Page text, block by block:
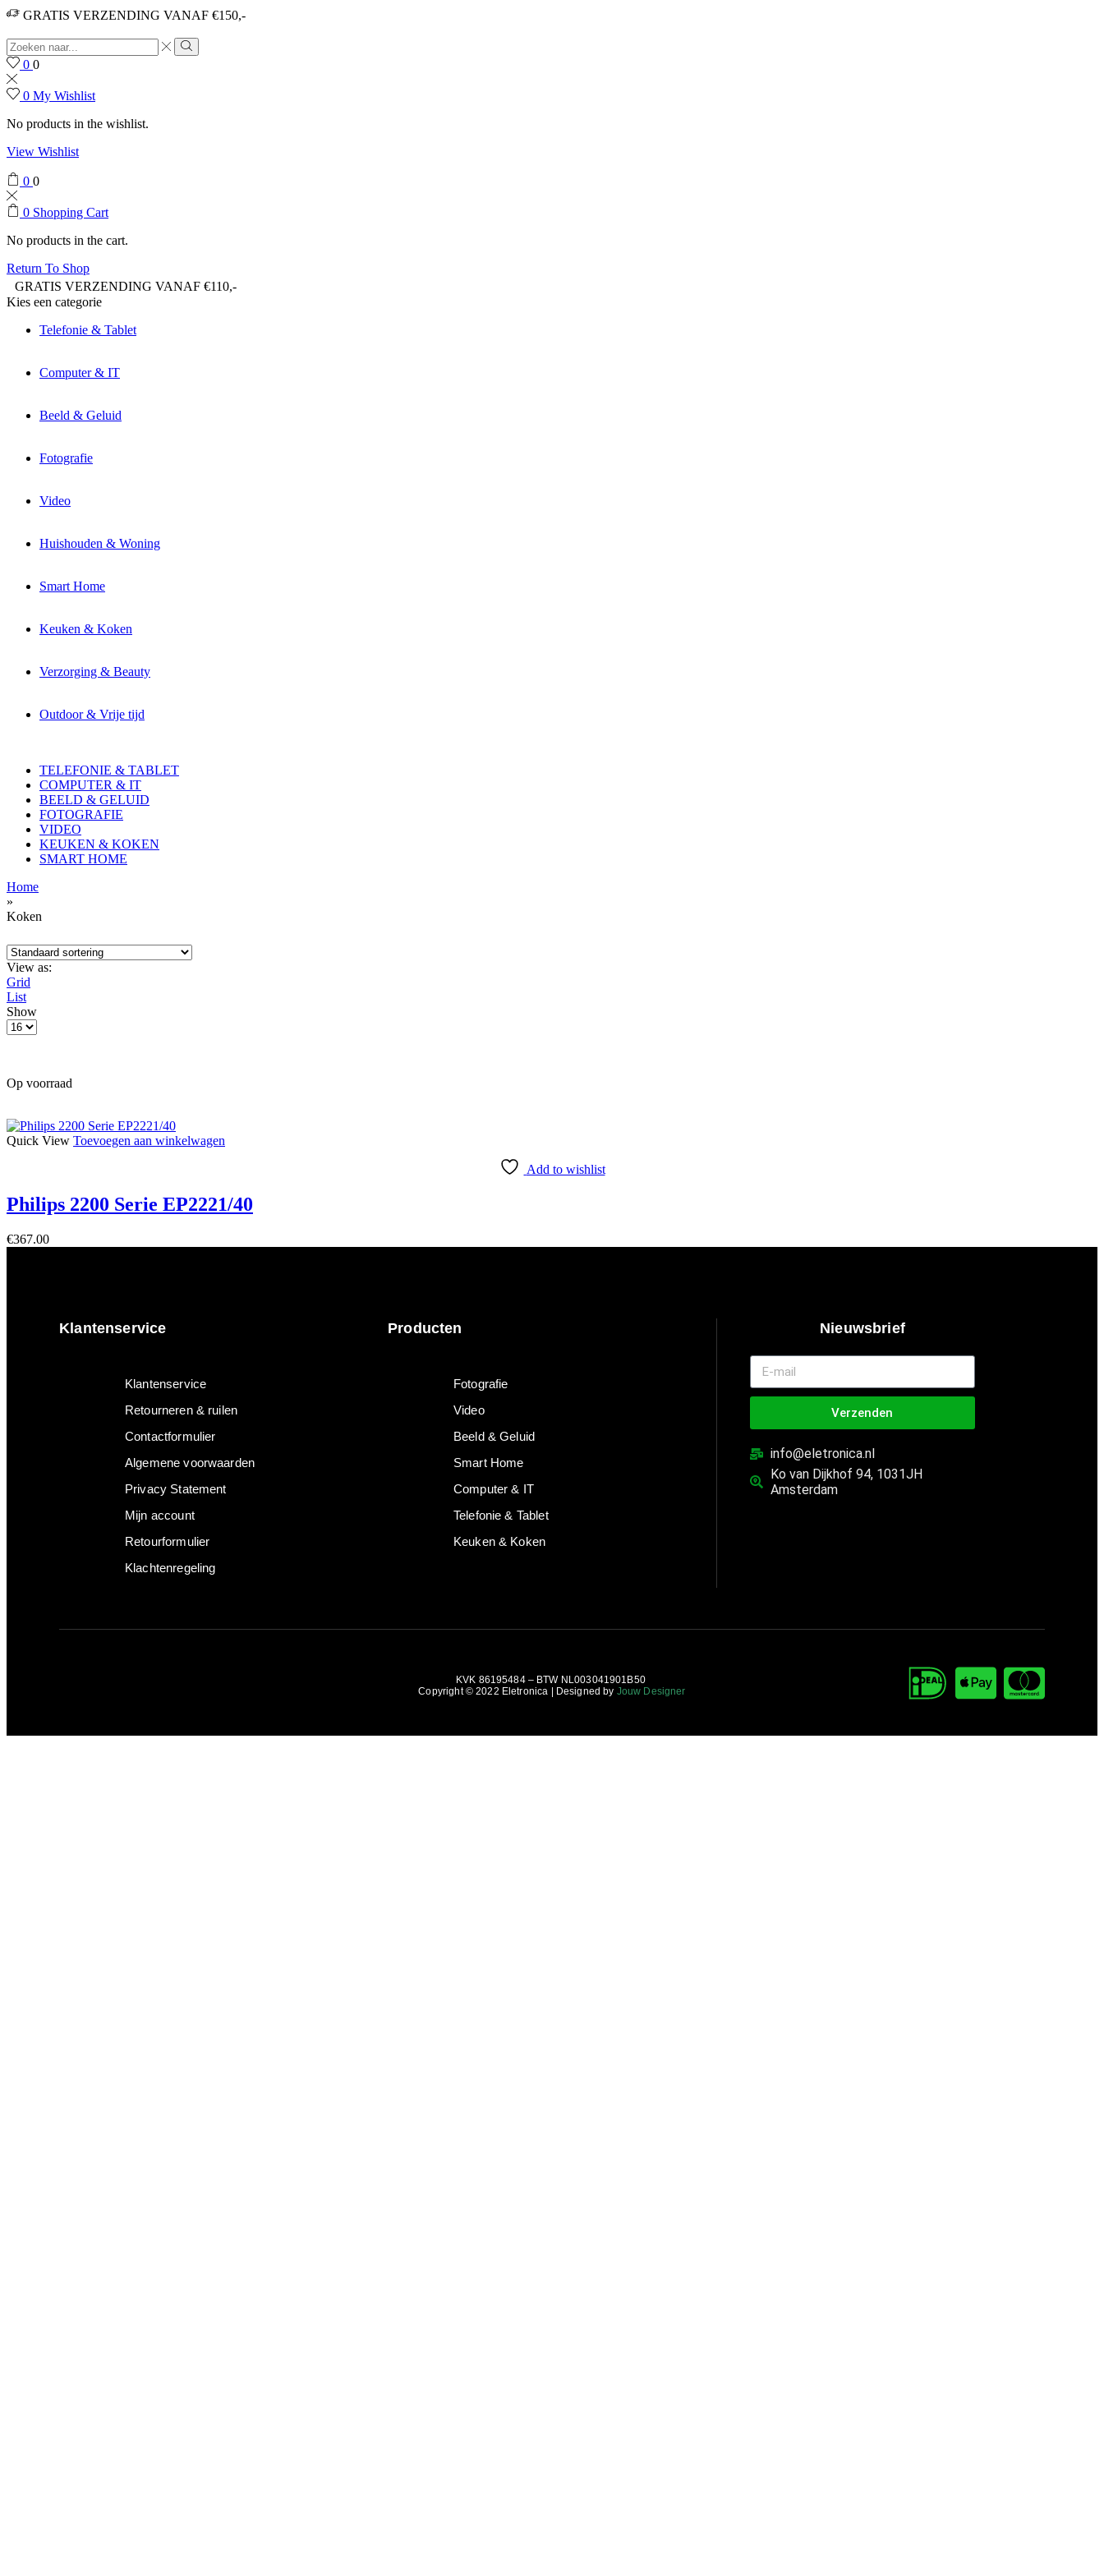
GRATIS VERZENDING VANAF €150,-
0 0
0 My Wishlist
No products in the wishlist.
View Wishlist
0 0
0 Shopping Cart
No products in the cart.
Return To Shop
GRATIS VERZENDING VANAF €110,-
Kies een categorie
Telefonie & Tablet
Computer & IT
Beeld & Geluid
Fotografie
Video
Huishouden & Woning
Smart Home
Keuken & Koken
Verzorging & Beauty
Outdoor & Vrije tijd
TELEFONIE & TABLET
COMPUTER & IT
BEELD & GELUID
FOTOGRAFIE
VIDEO
KEUKEN & KOKEN
SMART HOME
Home
»
Koken
View as:
Grid
List
Show
Op voorraad
Quick View Toevoegen aan winkelwagen
Add to wishlist
Philips 2200 Serie EP2221/40
€367.00
Klantenservice
Klantenservice
Retourneren & ruilen
Contactformulier
Algemene voorwaarden
Privacy Statement
Mijn account
Retourformulier
Klachtenregeling
Producten
Fotografie
Video
Beeld & Geluid
Smart Home
Computer & IT
Telefonie & Tablet
Keuken & Koken
Nieuwsbrief
Verzenden
info@eletronica.nl
Ko van Dijkhof 94, 1031JH
Amsterdam
KVK 86195484 – BTW NL003041901B50
Copyright © 2022 Eletronica | Designed by Jouw Designer